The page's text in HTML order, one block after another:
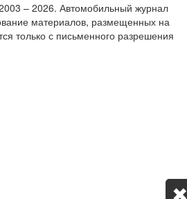
– 2026. Автомобильный журнал
материалов, размещенных на
только с письменного разрешения